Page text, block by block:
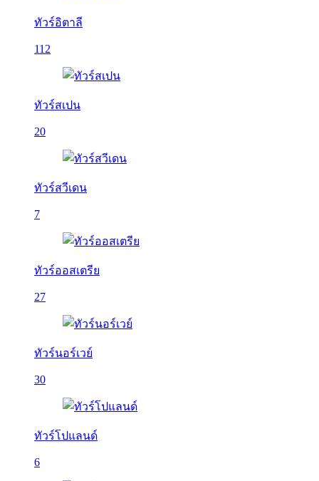
ทัวร์อิตาลี
112
ทัวร์สเปน
20
ทัวร์สวีเดน
7
ทัวร์ออสเตรีย
27
ทัวร์นอร์เวย์
30
ทัวร์โปแลนด์
6